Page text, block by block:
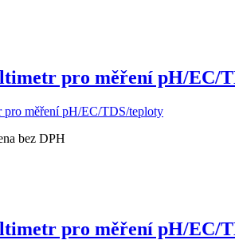
pro měření pH/EC/
bez DPH
pro měření pH/EC/